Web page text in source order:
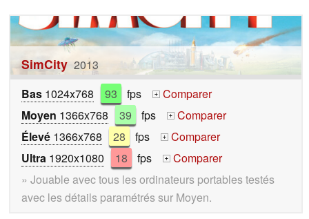
SimCity 2013
Bas 1024x768 93 fps +
Comparer
Moyen 1366x768 39 fps +
Comparer
Élevé 1366x768 28 fps +
Comparer
Ultra 1920x1080 18 fps +
Comparer
» Jouable avec tous les ordinateurs portables testés
avec les détails paramétrés sur Moyen.